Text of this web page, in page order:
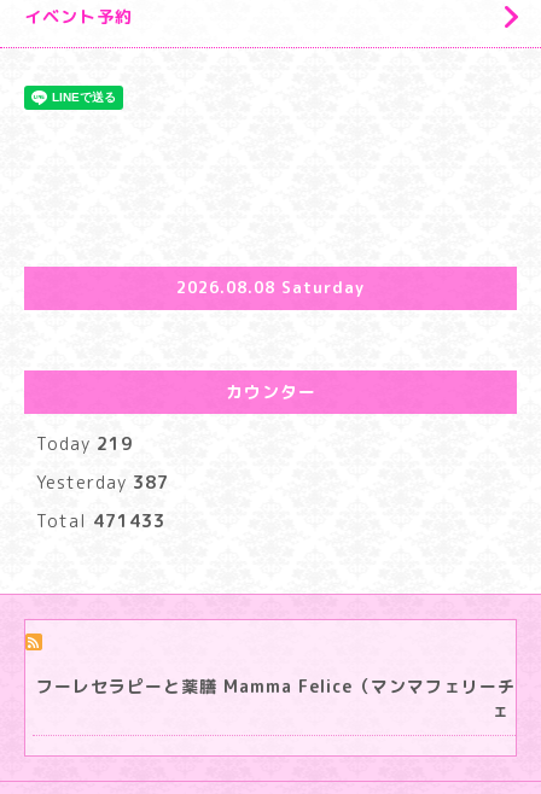
イベント予約
2026.08.08 Saturday
カウンター
Today 219
Yesterday 387
Total 471433
フーレセラピーと薬膳 Mamma Felice（マンマフェリーチ
ェ